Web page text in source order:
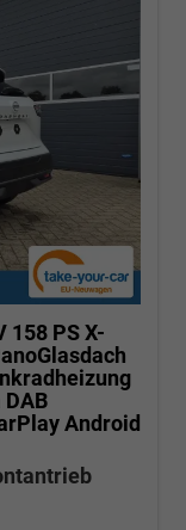
158 PS X-
DAB
Android